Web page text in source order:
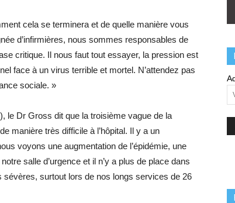
cela se terminera et de quelle manière vous
d’infirmières, nous sommes responsables de
critique. Il nous faut tout essayer, la pression est
face à un virus terrible et mortel. N’attendez pas
sociale. »
le Dr Gross dit que la troisième vague de la
manière très difficile à l’hôpital. Il y a un
voyons une augmentation de l’épidémie, une
salle d’urgence et il n’y a plus de place dans
surtout lors de nos longs services de 26